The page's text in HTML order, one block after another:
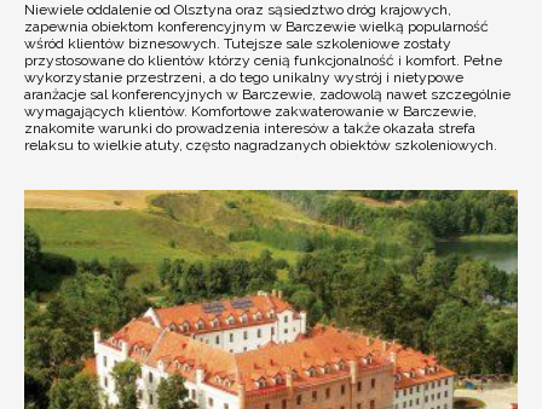
Niewiele oddalenie od Olsztyna oraz sąsiedztwo dróg krajowych,
zapewnia obiektom konferencyjnym w Barczewie wielką popularność
wśród klientów biznesowych. Tutejsze sale szkoleniowe zostały
przystosowane do klientów którzy cenią funkcjonalność i komfort. Pełne
wykorzystanie przestrzeni, a do tego unikalny wystrój i nietypowe
aranżacje sal konferencyjnych w Barczewie, zadowolą nawet szczególnie
wymagających klientów. Komfortowe zakwaterowanie w Barczewie,
znakomite warunki do prowadzenia interesów a także okazała strefa
relaksu to wielkie atuty, często nagradzanych obiektów szkoleniowych.